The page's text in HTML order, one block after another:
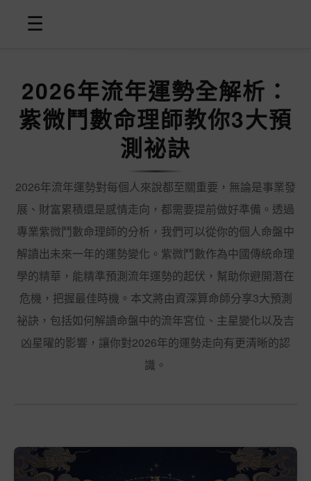
☰
2026年流年運勢全解析：
紫微鬥數命理師教你3大預
測祕訣
2026年流年運勢對每個人來說都至關重要，無論是事業發
展、財富累積還是感情走向，都需要提前做好準備。透過
專業紫微鬥數命理師的分析，我們可以從你的個人命盤中
解讀出未來一年的運勢變化。紫微鬥數作為中國傳統命理
學的精華，能精準預測流年運勢的起伏，幫助你避開潛在
危機，把握最佳時機。本文將由資深算命師分享3大預測
祕訣，包括如何解讀命盤中的流年宮位、主星變化以及吉
凶星曜的影響，讓你對2026年的運勢走向有更清晰的認
識。